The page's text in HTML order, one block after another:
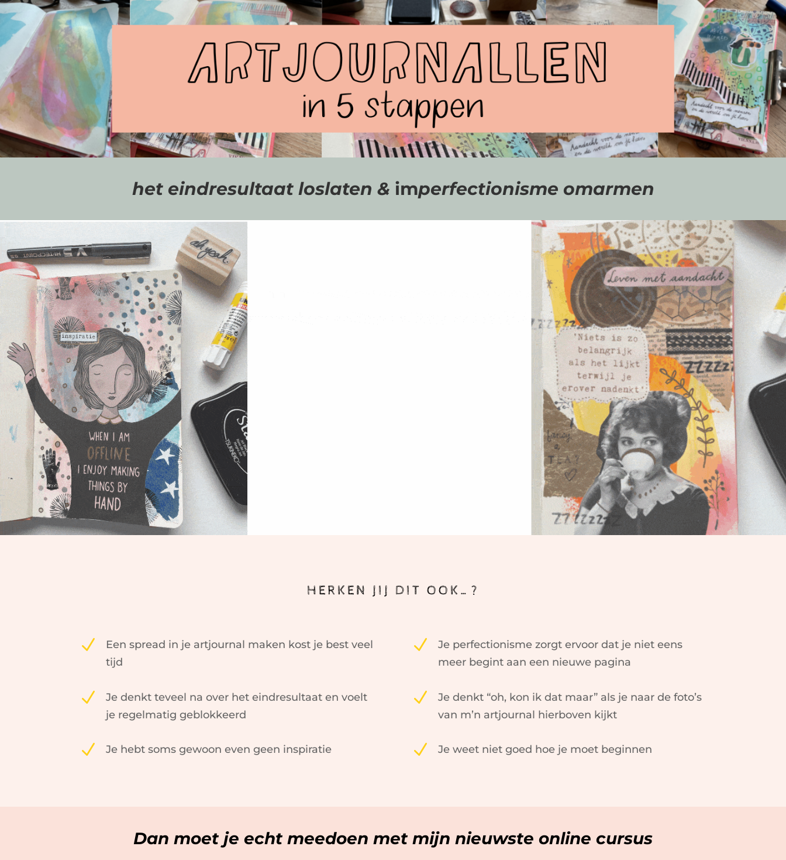
het eindresultaat loslaten & imperfectionisme omarmen
HERKEN JIJ DIT OOK…?
N
Een spread in je artjournal maken kost je best veel
tijd
N
Je denkt teveel na over het eindresultaat en voelt
je regelmatig geblokkeerd
N Je hebt soms gewoon even geen inspiratie
N
Je perfectionisme zorgt ervoor dat je niet eens
meer begint aan een nieuwe pagina
N
Je denkt “oh, kon ik dat maar” als je naar de foto’s
van m’n artjournal hierboven kijkt
N Je weet niet goed hoe je moet beginnen
Dan moet je echt meedoen met mijn nieuwste online cursus